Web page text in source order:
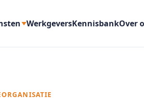
WerkgeversKennisbankOver